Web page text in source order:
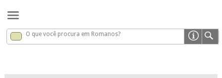
Romanos x
O que você procura em Romanos?